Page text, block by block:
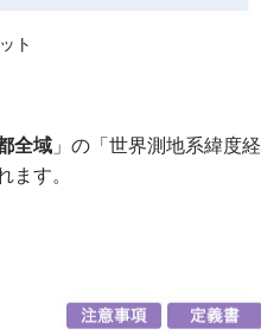
ト
全域 」の「世界測地系緯度経
す。